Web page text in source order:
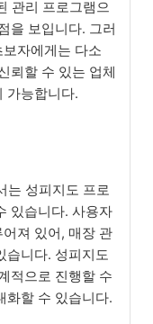
관리 프로그램으
을 보입니다. 그러
자에게는 다소
뢰할 수 있는 업체
가능합니다.
는 성피지도 프로
있습니다. 사용자
져 있어, 매장 관
습니다. 성피지도
적으로 진행할 수
화할 수 있습니다.